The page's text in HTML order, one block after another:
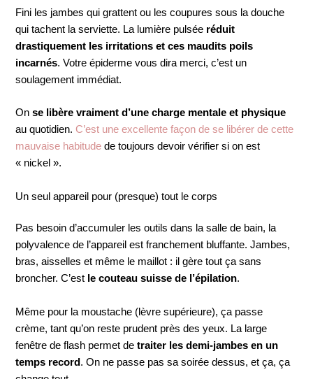
Fini les jambes qui grattent ou les coupures sous la douche
qui tachent la serviette. La lumière pulsée réduit
drastiquement les irritations et ces maudits poils
incarnés. Votre épiderme vous dira merci, c’est un
soulagement immédiat.
Onse libère vraiment d’une charge mentale et physique
au quotidien.C’est une excellente façon de se libérer de cette
mauvaise habitude de toujours devoir vérifier si on est
« nickel ».
Un seul appareil pour (presque) tout le corps
Pas besoin d’accumuler les outils dans la salle de bain, la
polyvalence de l’appareil est franchement bluffante. Jambes,
bras, aisselles et même le maillot : il gère tout ça sans
broncher. C’est le couteau suisse de l’épilation.
Même pour la moustache (lèvre supérieure), ça passe
crème, tant qu’on reste prudent près des yeux. La large
fenêtre de flash permet detraiter les demi-jambes en un
temps record . On ne passe pas sa soirée dessus, et ça, ça